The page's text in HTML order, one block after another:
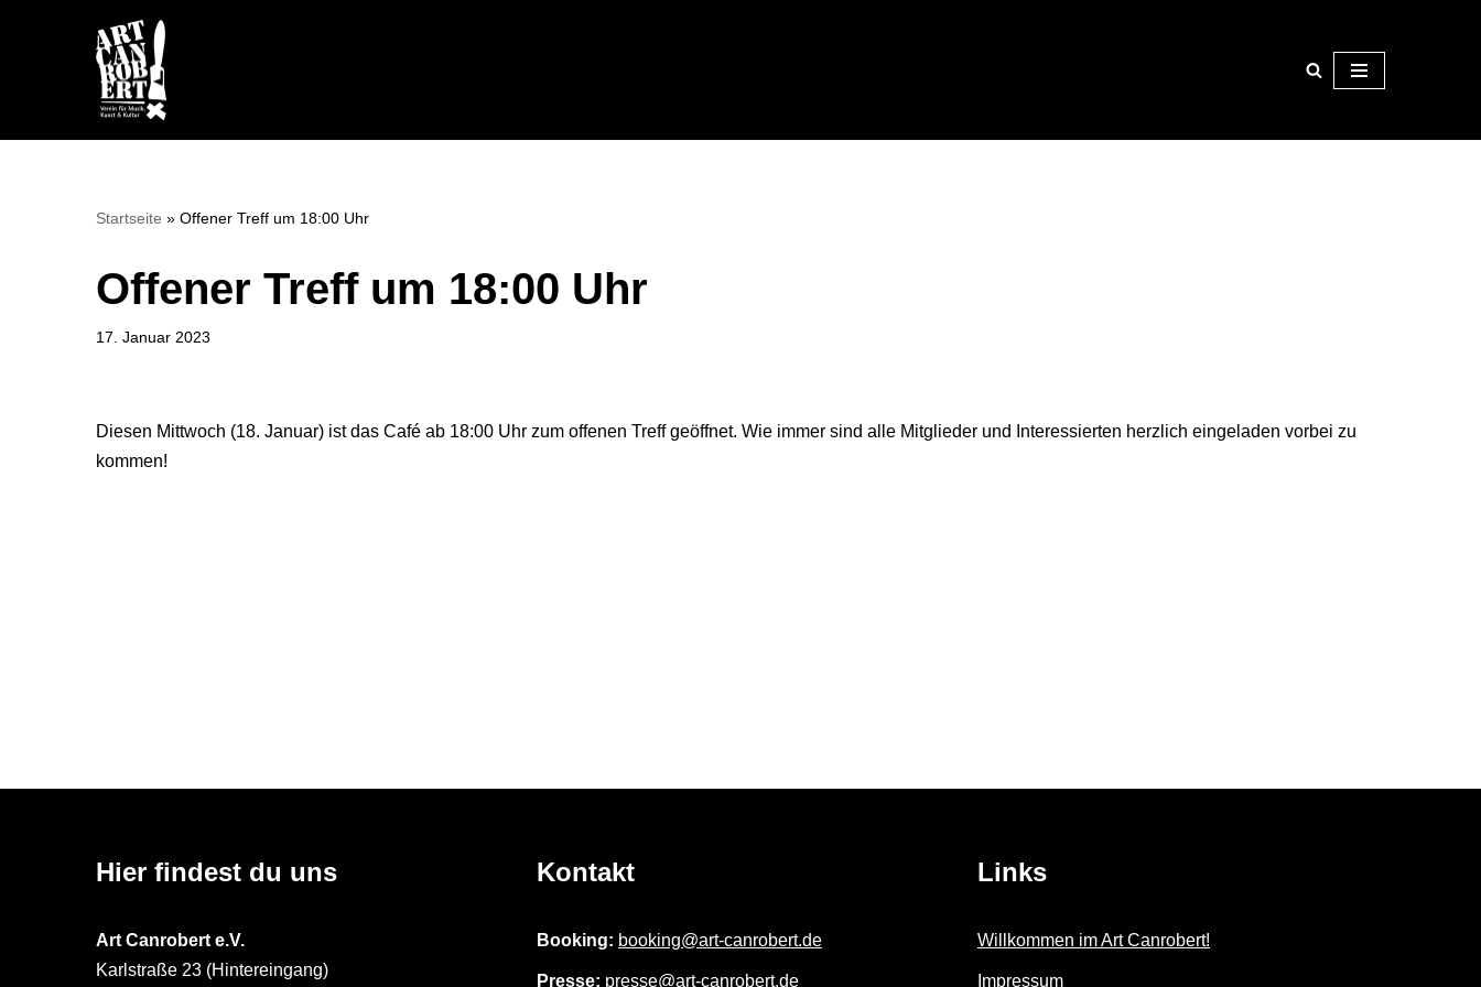
Startseite » Offener Treff um 18:00 Uhr
Offener Treff um 18:00 Uhr
17. Januar 2023
Diesen Mittwoch (18. Januar) ist das Café ab 18:00 Uhr zum offenen Treff geöffnet. Wie immer sind alle Mitglieder und Interessierten herzlich eingeladen vorbei zu
kommen!
Hier findest du uns
Art Canrobert e.V.
Karlstraße 23 (Hintereingang)
Kontakt
Booking: booking@art-canrobert.de
Presse: presse@art-canrobert.de
Links
Willkommen im Art Canrobert!
Impressum